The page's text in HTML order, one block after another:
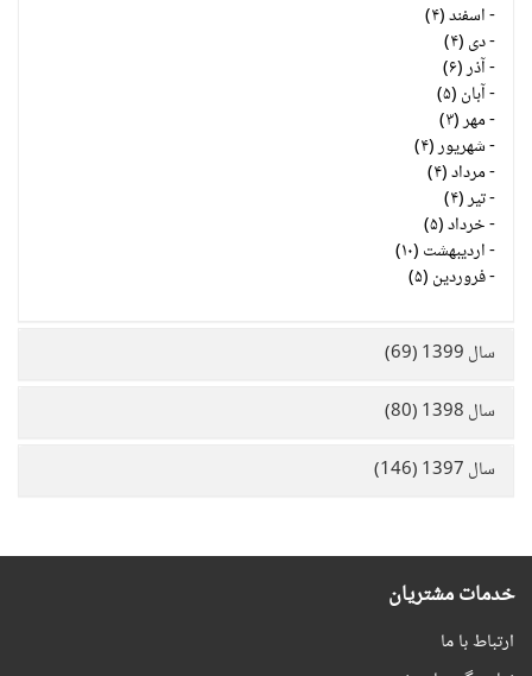
-اسفند (۴)
-دی (۴)
-آذر (۶)
-آبان (۵)
-مهر (۳)
-شهریور (۴)
-مرداد (۴)
-تیر (۴)
-خرداد (۵)
-اردیبهشت (۱۰)
-فروردین (۵)
سال 1399 (69)
سال 1398 (80)
سال 1397 (146)
خدمات مشتریان
ارتباط با ما